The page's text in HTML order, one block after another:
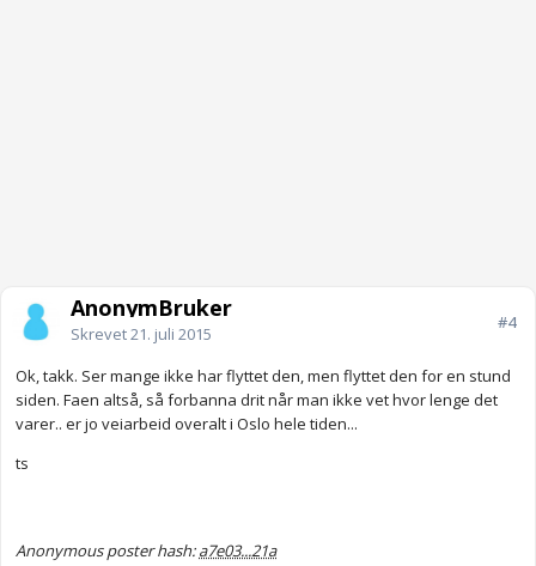
AnonymBruker
Skrevet21. juli 2015
#4
Ok, takk. Ser mange ikke har flyttet den, men flyttet den for en stund
siden. Faen altså, så forbanna drit når man ikke vet hvor lenge det
varer.. er jo veiarbeid overalt i Oslo hele tiden...
ts
Anonymous poster hash:a7e03...21a